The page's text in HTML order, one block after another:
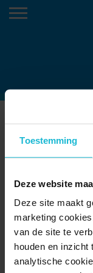
Toestemming
Deze website
Deze site maakt
marketing
van de site te
houden en inzicht
analytische